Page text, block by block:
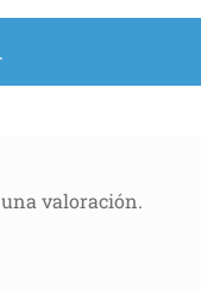
valoración.